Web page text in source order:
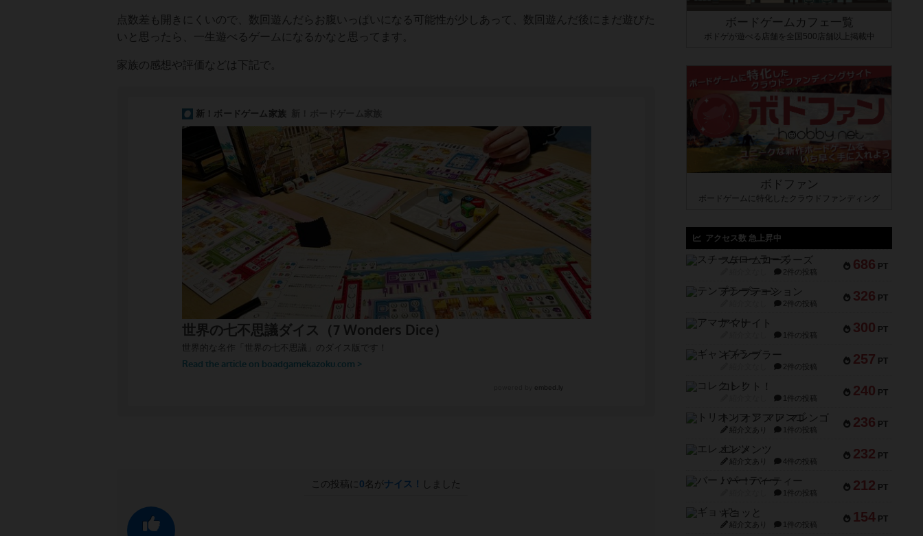
点数差も開きにくいので、数回遊んだらお腹いっぱいになる可能性が少しあって、数回遊んだ後にまだ遊びた
いと思ったら、一生遊べるゲームになるかなと思ってます。
家族の感想や評価などは下記で。
この投稿に 0名がナイス！ しました
ボードゲームカフェ一覧
ボドゲが遊べる店舗を全国500店舗以上掲載中
ボドファン
ボードゲームに特化したクラウドファンディング
アクセス数 急上昇中
686 PT
スチームローラーズ
2件の投稿
326 PT
テンプテーション
2件の投稿
300 PT
アマナイト
1件の投稿
257 PT
ギャンブラー
2件の投稿
240 PT
コレクト！
1件の投稿
236 PT
トリオンフ ア マレンゴ
紹介文あり 1件の投稿
232 PT
エレメンツ
紹介文あり 4件の投稿
212 PT
バー！パーティー
1件の投稿
154 PT
ギョッと
紹介文あり 1件の投稿